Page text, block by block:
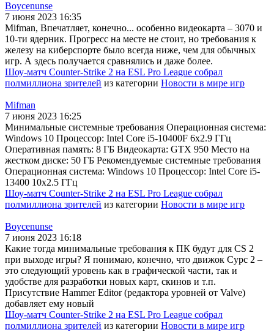
Boycenunse
7 июня 2023 16:35
Mifman, Впечатляет, конечно... особенно видеокарта – 3070 и
10-ти ядерник. Прогресс на месте не стоит, но требования к
железу на киберспорте было всегда ниже, чем для обычных
игр. А здесь получается сравнялись и даже более.
Шоу-матч Counter-Strike 2 на ESL Pro League собрал
полмиллиона зрителей из категории Новости в мире игр
Mifman
7 июня 2023 16:25
Минимальные системные требования Операционная система:
Windows 10 Процессор: Intel Core i5-10400F 6x2.9 ГГц
Оперативная память: 8 ГБ Видеокарта: GTX 950 Место на
жестком диске: 50 ГБ Рекомендуемые системные требования
Операционная система: Windows 10 Процессор: Intel Core i5-
13400 10x2.5 ГГц
Шоу-матч Counter-Strike 2 на ESL Pro League собрал
полмиллиона зрителей из категории Новости в мире игр
Boycenunse
7 июня 2023 16:18
Какие тогда минимальные требования к ПК будут для CS 2
при выходе игры? Я понимаю, конечно, что движок Сурс 2 –
это следующий уровень как в графической части, так и
удобстве для разработки новых карт, скинов и т.п.
Присутствие Hammer Editor (редактора уровней от Valve)
добавляет ему новый
Шоу-матч Counter-Strike 2 на ESL Pro League собрал
полмиллиона зрителей из категории Новости в мире игр